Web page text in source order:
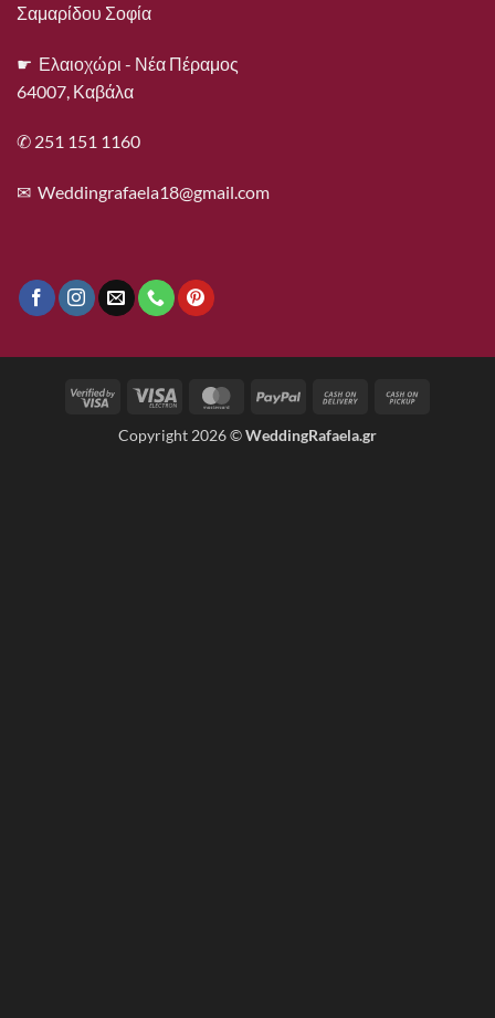
Σαμαρίδου Σοφία
☛ Ελαιοχώρι - Νέα Πέραμος
64007, Καβάλα
✆ 251 151 1160
✉ Weddingrafaela18@gmail.com
Visa
Visa
MasterCardPayPal
Cash
Delivery
Copyright 2026 ©WeddingRafaela.gr